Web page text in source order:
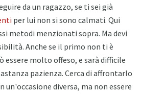
da un ragazzo, se ti sei già
per lui non si sono calmati. Qui
metodi menzionati sopra. Ma devi
Anche se il primo non ti è
essere molto offeso, e sarà difficile
pazienza. Cerca di affrontarlo
un'occasione diversa, ma non essere